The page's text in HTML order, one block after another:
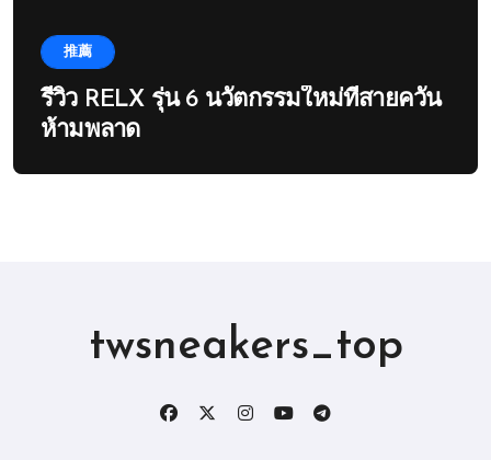
推薦
รีวิว RELX รุ่น 6 นวัตกรรมใหม่ที่สายควัน
ห้ามพลาด
twsneakers_top